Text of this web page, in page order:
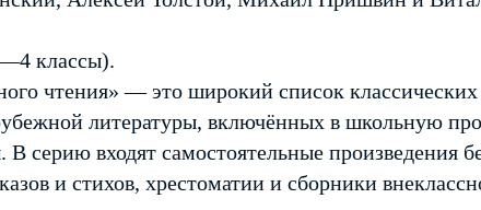
классы).
чтения» — это широкий список классических
литературы, включённых в школьную
серию входят самостоятельные произведения
и стихов, хрестоматии и сборники